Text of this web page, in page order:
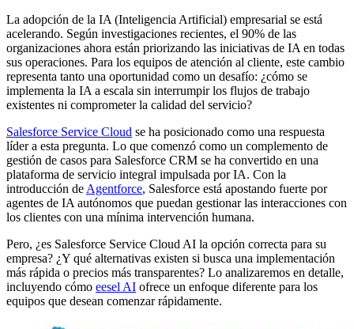
La adopción de la IA (Inteligencia Artificial) empresarial se está
acelerando. Según investigaciones recientes, el 90% de las
organizaciones ahora están priorizando las iniciativas de IA en todas
sus operaciones. Para los equipos de atención al cliente, este cambio
representa tanto una oportunidad como un desafío: ¿cómo se
implementa la IA a escala sin interrumpir los flujos de trabajo
existentes ni comprometer la calidad del servicio?
Salesforce Service Cloud se ha posicionado como una respuesta
líder a esta pregunta. Lo que comenzó como un complemento de
gestión de casos para Salesforce CRM se ha convertido en una
plataforma de servicio integral impulsada por IA. Con la
introducción de Agentforce, Salesforce está apostando fuerte por
agentes de IA autónomos que puedan gestionar las interacciones con
los clientes con una mínima intervención humana.
Pero, ¿es Salesforce Service Cloud AI la opción correcta para su
empresa? ¿Y qué alternativas existen si busca una implementación
más rápida o precios más transparentes? Lo analizaremos en detalle,
incluyendo cómo eesel AI ofrece un enfoque diferente para los
equipos que desean comenzar rápidamente.